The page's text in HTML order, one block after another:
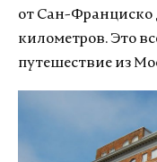
от Сан-Франциско
километров. Это
путешествие из